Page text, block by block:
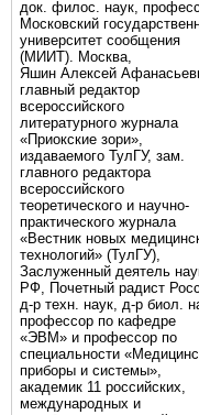
док. филос. наук,
Московский
университет сообщения
(МИИТ). Москва,
Яшин Алексей
главный редактор
всероссийского
литературного журнала
«Приокские зори»,
издаваемого ТулГУ, зам.
главного редактора
всероссийского
теоретического и научно-
практического журнала
«Вестник новых
технологий» (ТулГУ),
Заслуженный деятель
РФ, Почетный радист
д-р техн. наук, д-р биол.
профессор по кафедре
«ЭВМ» и профессор по
специальности
приборы и системы»,
академик 11 российских,
международных и